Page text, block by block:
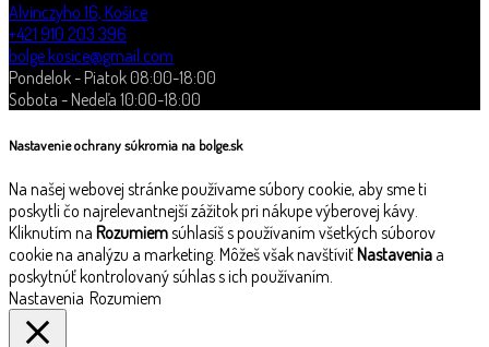
Alvinczyho 16, Košice
+421 910 203 396
bolge.kosice@gmail.com
Pondelok - Piatok 08:00-18:00
Sobota - Nedeľa 10:00-18:00
Nastavenie ochrany súkromia na bolge.sk
Na našej webovej stránke používame súbory cookie, aby sme ti
poskytli čo najrelevantnejší zážitok pri nákupe výberovej kávy.
Kliknutím na Rozumiemsúhlasíš s používaním všetkých súborov
cookie na analýzu a marketing. Môžeš však navštíviťNastavenia a
poskytnúť kontrolovaný súhlas s ich používaním.
Nastavenia Rozumiem